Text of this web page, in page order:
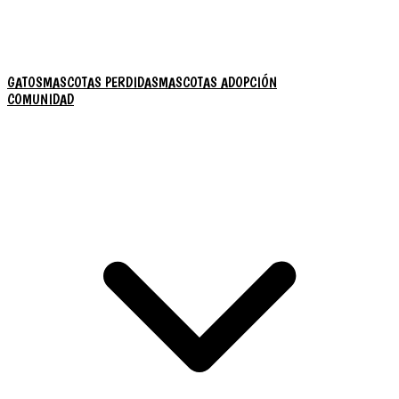
GATOSMASCOTAS PERDIDASMASCOTAS ADOPCIÓN
COMUNIDAD